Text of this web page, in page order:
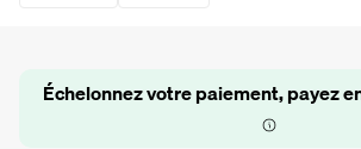
Échelonnez votre paiement, payez